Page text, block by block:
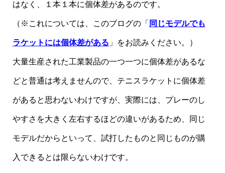
はなく、１本１本に個体差があるのです。
（※これについては、このブログの「 同じモデルでも
ラケットには個体差がある 」をお読みください。）
大量生産された工業製品の一つ一つに個体差があるな
どと普通は考えませんので、テニスラケットに個体差
があると思わないわけですが、実際には、プレーのし
やすさを大きく左右するほどの違いがあるため、同じ
モデルだからといって、試打したものと同じものが購
入できるとは限らないわけです。